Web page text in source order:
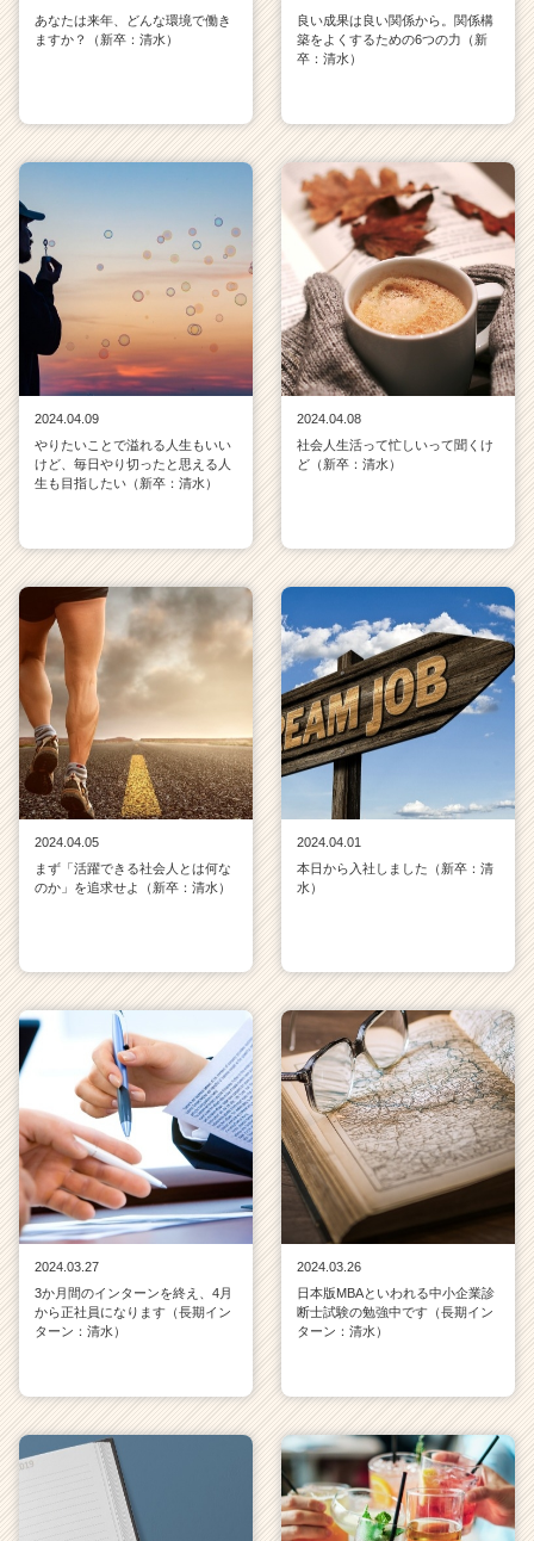
あなたは来年、どんな環境で働き
ますか？（新卒：清水）
良い成果は良い関係から。関係構
築をよくするための6つの力（新
卒：清水）
2024.04.09
やりたいことで溢れる人生もいい
けど、毎日やり切ったと思える人
生も目指したい（新卒：清水）
2024.04.08
社会人生活って忙しいって聞くけ
ど（新卒：清水）
2024.04.05
まず「活躍できる社会人とは何な
のか」を追求せよ（新卒：清水）
2024.04.01
本日から入社しました（新卒：清
水）
2024.03.27
3か月間のインターンを終え、4月
から正社員になります（長期イン
ターン：清水）
2024.03.26
日本版MBAといわれる中小企業診
断士試験の勉強中です（長期イン
ターン：清水）